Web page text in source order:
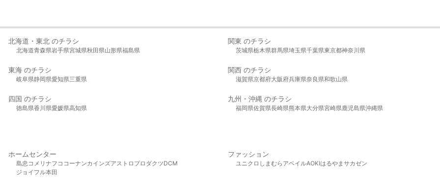
北海道・東北 のチラシ
北海道青森県岩手県宮城県秋田県山形県福島県
関東 のチラシ
茨城県栃木県群馬県埼玉県千葉県東京都神奈川県
東海 のチラシ
岐阜県静岡県愛知県三重県
関西 のチラシ
滋賀県京都府大阪府兵庫県奈良県和歌山県
四国 のチラシ
徳島県香川県愛媛県高知県
九州・沖縄 のチラシ
福岡県佐賀県長崎県熊本県大分県宮崎県鹿児島県沖縄県
ホームセンター
島忠 コメリ ナフコ コーナンカインズアストロプロダクツDCM
ジョイフル本田
ファッション
ユニクロ しまむら アベイルAOKIはるやま サカゼン